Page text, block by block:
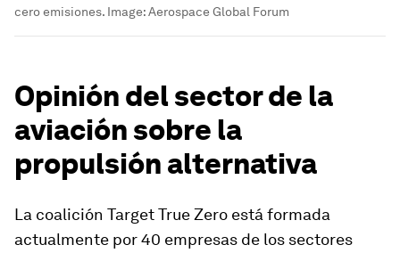
cero emisiones. Image:Aerospace Global Forum
Opinión del sector de la
aviación sobre la
propulsión alternativa
La coalición Target True Zero está formada
actualmente por 40 empresas de los sectores